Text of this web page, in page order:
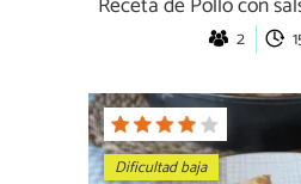
2
Dificultad baja